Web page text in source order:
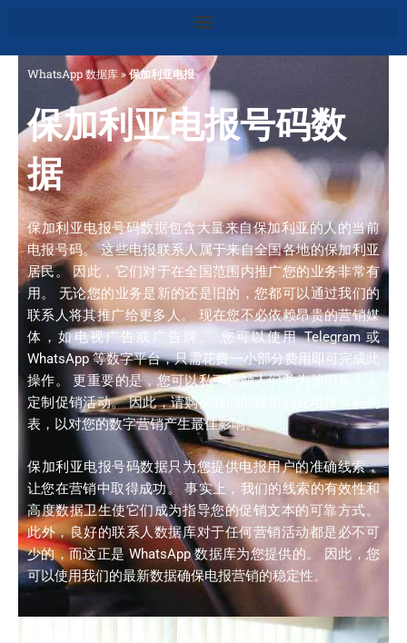
WhatsApp 数据库»保加利亚电报
保加利亚电报号码数
据
保加利亚电报号码数据包含大量来自保加利亚的人的当前
电报号码。 这些电报联系人属于来自全国各地的保加利亚
居民。 因此，它们对于在全国范围内推广您的业务非常有
用。 无论您的业务是新的还是旧的，您都可以通过我们的
联系人将其推广给更多人。 现在您不必依赖昂贵的营销媒
体，如电视广告或广告牌。 您可以使用 Telegram 或
WhatsApp 等数字平台，只需花费一小部分费用即可完成此
操作。 更重要的是，您可以私下接触人们并为他们每个人
定制促销活动。 因此，请购买我们的保加利亚电报号码列
表，以对您的数字营销产生最佳影响。
保加利亚电报号码数据只为您提供电报用户的准确线索，
让您在营销中取得成功。 事实上，我们的线索的有效性和
高度数据卫生使它们成为指导您的促销文本的可靠方式。
此外，良好的联系人数据库对于任何营销活动都是必不可
少的，而这正是 WhatsApp 数据库为您提供的。 因此，您
可以使用我们的最新数据确保电报营销的稳定性。